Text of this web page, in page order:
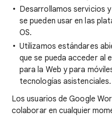
Desarrollamos servicios
se pueden usar en las
OS.
Utilizamos estándares
que se pueda acceder al
para la Web y para
tecnologías asistenciales.
Los usuarios de Google
colaborar en cualquier